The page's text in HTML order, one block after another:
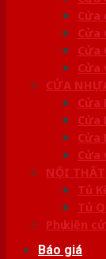
Cửa
Cửa
Cửa
Cửa
CỬA
Cửa
Cửa
Cửa
Cửa
NỘI THẤT
Tủ
Tủ
Phụ kiện
Báo giá